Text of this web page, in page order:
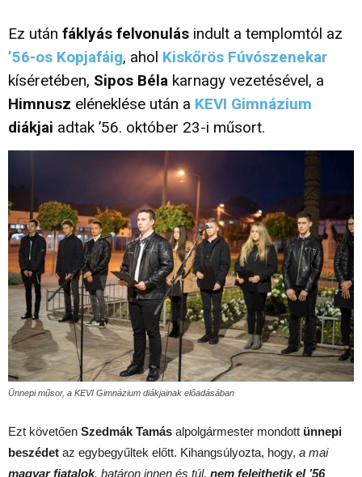
Ez után fáklyás felvonulás indult a templomtól az
’56-os Kopjafáig, ahol Kiskőrös Fúvószenekar
kíséretében, Sipos Béla karnagy vezetésével, a
Himnusz eléneklése után a KEVI Gimnázium
diákjai adtak ’56. október 23-i műsort.
Ünnepi műsor, a KEVI Gimnázium diákjainak előadásában
Ezt követően Szedmák Tamás alpolgármester mondott ünnepi
beszédet az egybegyűltek előtt. Kihangsúlyozta, hogy, a mai
magyar fiatalok, határon innen és túl, nem felejthetik el ’56